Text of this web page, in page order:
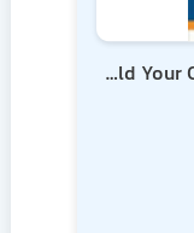
Build Your Own AJAX Web Applications